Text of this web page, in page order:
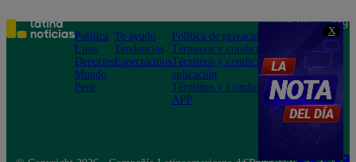
X
en la fecha 4
Política
Lima
Deportes
Mundo
Perú
Te ayudo
Tendencias
Espectáculos
Política de privacidad
Términos y condiciones
Términos y condiciones
aplicación
Términos y Condiciones
APP
Teléfono: 219
Av. San
Felipe 968
Jesús María